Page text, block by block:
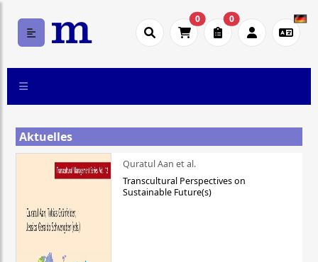
0 0
Aktuelles
Quratul Aan et al.
Transcultural Perspectives on
Sustainable Future(s)